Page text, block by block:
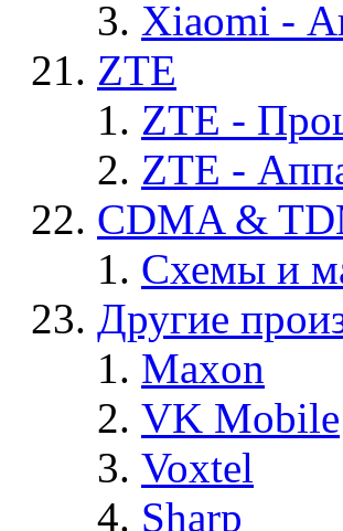
Xiaomi -
ZTE
ZTE -
ZTE -
CDMA &
Схемы и
Другие
Maxon
VK Mobile
Voxtel
Sharp